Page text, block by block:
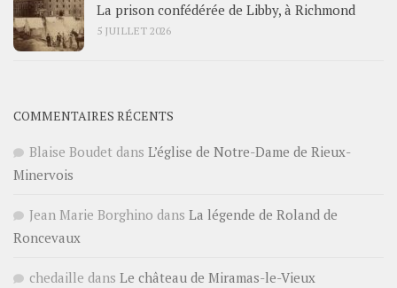
La prison confédérée de Libby, à Richmond
5 JUILLET 2026
COMMENTAIRES RÉCENTS
Blaise Boudet dans L’église de Notre-Dame de Rieux-
Minervois
Jean Marie Borghino dans La légende de Roland de
Roncevaux
chedaille dans Le château de Miramas-le-Vieux